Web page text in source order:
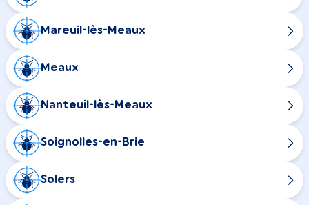
Mareuil-lès-Meaux
Meaux
Nanteuil-lès-Meaux
Soignolles-en-Brie
Solers